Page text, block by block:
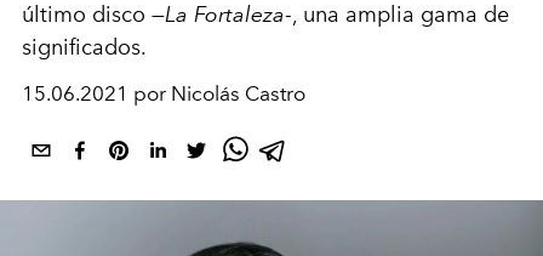
último disco —La Fortaleza-, una amplia gama de
significados.
15.06.2021 por Nicolás Castro